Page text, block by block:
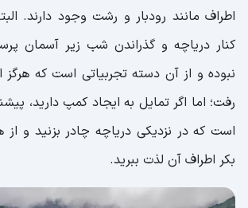
اطراف مانند رودبار و رشت وجود دارند.
کنار دریاچه و گذراندن شب زیر آسمان
نبوده و از آن دسته تجربیاتی است که هرگز
رفت؛ اما اگر تمایل به ایجاد کمپ دارید،
است که در نزدیکی دریاچه چادر بزنید و
بکر اطراف آن لذت ببرید.